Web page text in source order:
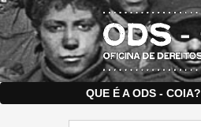
Skip
to
main
content
QUE É A ODS - COIA?